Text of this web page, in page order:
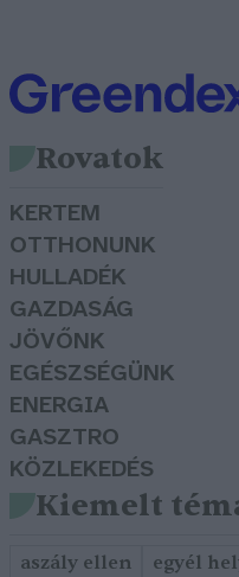
Rovatok
KERTEM
OTTHONUNK
HULLADÉK
GAZDASÁG
JÖVŐNK
EGÉSZSÉGÜNK
ENERGIA
GASZTRO
KÖZLEKEDÉS
Kiemelt
aszály ellen egyél